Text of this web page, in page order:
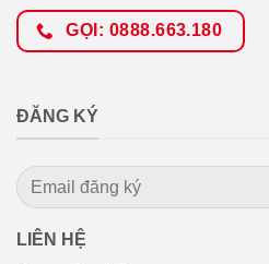
GỌI: 0888.663.180
ĐĂNG KÝ
LIÊN HỆ